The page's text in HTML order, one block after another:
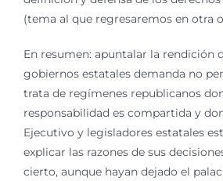
(tema al que regresaremos en otra
En resumen: apuntalar la rendición
gobiernos estatales demanda no
trata de regímenes republicanos
responsabilidad es compartida y
Ejecutivo y legisladores estatales
explicar las razones de sus
cierto, aunque hayan dejado el